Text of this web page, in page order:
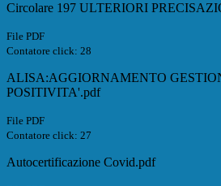
Circolare 197 ULTERIORI
File PDF
Contatore click: 28
ALISA:AGGIORNAMENTO
POSITIVITA'.pdf
File PDF
Contatore click: 27
Autocertificazione Covid.pdf